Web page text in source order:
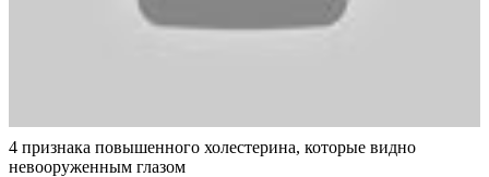
4 признака повышенного холестерина, которые видно
невооруженным глазом